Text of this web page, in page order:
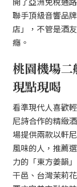
聯手頂級音響品
店」，不管是酒
癮。
桃園機場
現點現喝
看準現代人喜歡
尼詩合作的精緻
場提供兩款以軒
風味的人，推薦
力的「東方姜韻
干邑、台灣茉莉